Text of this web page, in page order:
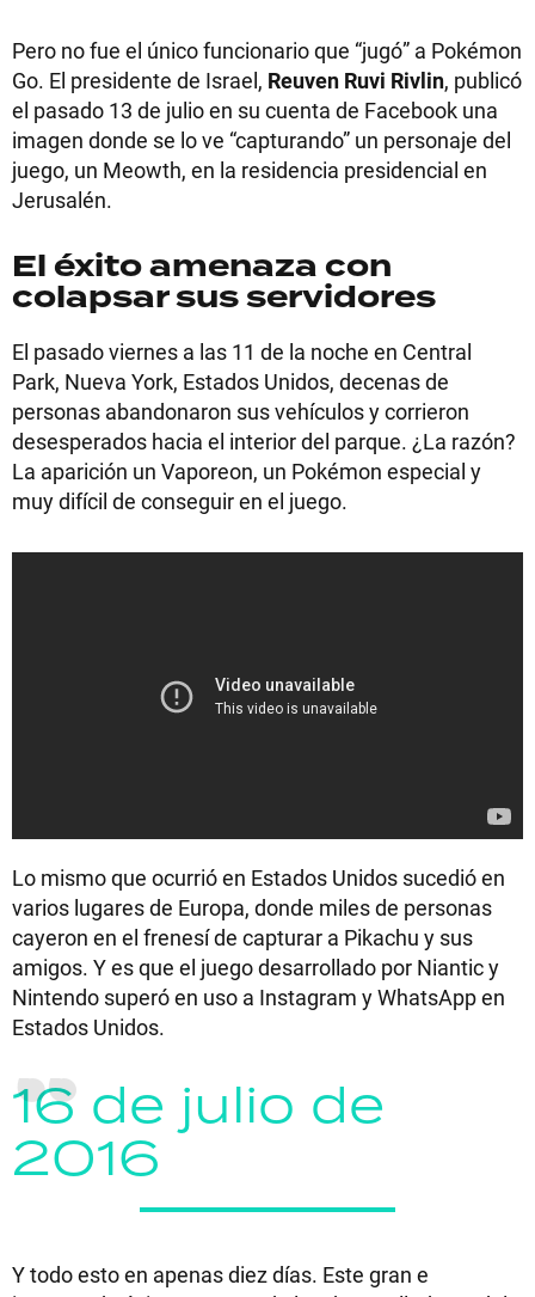
Pero no fue el único funcionario que “jugó” a Pokémon
Go. El presidente de Israel, Reuven Ruvi Rivlin, publicó
el pasado 13 de julio en su cuenta de Facebook una
imagen donde se lo ve “capturando” un personaje del
juego, un Meowth, en la residencia presidencial en
Jerusalén.
El éxito amenaza con
colapsar sus servidores
El pasado viernes a las 11 de la noche en Central
Park, Nueva York, Estados Unidos, decenas de
personas abandonaron sus vehículos y corrieron
desesperados hacia el interior del parque. ¿La razón?
La aparición un Vaporeon, un Pokémon especial y
muy difícil de conseguir en el juego.
Lo mismo que ocurrió en Estados Unidos sucedió en
varios lugares de Europa, donde miles de personas
cayeron en el frenesí de capturar a Pikachu y sus
amigos. Y es que el juego desarrollado por Niantic y
Nintendo superó en uso a Instagram y WhatsApp en
Estados Unidos.
16 de julio de
2016
Y todo esto en apenas diez días. Este gran e